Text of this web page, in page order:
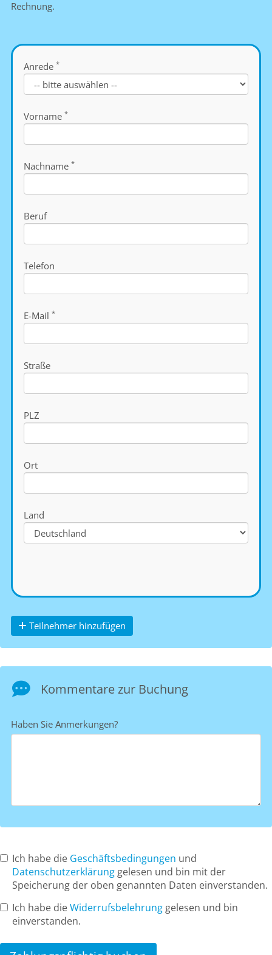
Rechnung.
Anrede *
Vorname *
Nachname *
Beruf
Telefon
E-Mail *
Straße
PLZ
Ort
Land
Teilnehmer hinzufügen
Kommentare zur Buchung
Haben Sie Anmerkungen?
Ich habe die Geschäftsbedingungen und
Datenschutzerklärung gelesen und bin mit der
Speicherung der oben genannten Daten einverstanden.
Ich habe dieWiderrufsbelehrung gelesen und bin
einverstanden.